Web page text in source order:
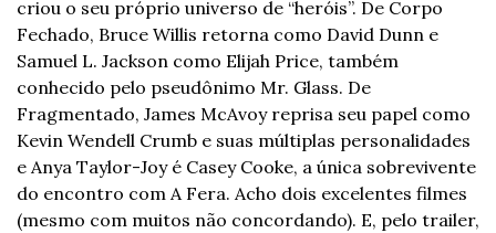
criou o seu próprio universo de “heróis”. De Corpo
Fechado, Bruce Willis retorna como David Dunn e
Samuel L. Jackson como Elijah Price, também
conhecido pelo pseudônimo Mr. Glass. De
Fragmentado, James McAvoy reprisa seu papel como
Kevin Wendell Crumb e suas múltiplas personalidades
e Anya Taylor-Joy é Casey Cooke, a única sobrevivente
do encontro com A Fera. Acho dois excelentes filmes
(mesmo com muitos não concordando). E, pelo trailer,